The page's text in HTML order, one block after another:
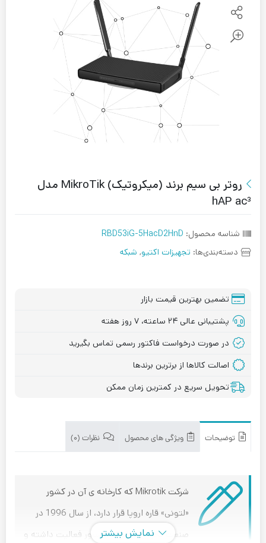
روتر بی سیم برند (میکروتیک) MikroTik مدل
hAP ac³
شناسه محصول: RBD53iG-5HacD2HnD
دسته‌بندی‌ها: تجهیزات اکتیو, شبکه
تضمین بهترین قیمت بازار
پشتیبانی عالی ۲۴ ساعته، ۷ روز هفته
در صورت درخواست فاکتور رسمی تماس بگیرید
اصالت کالاها از برترین برندها
تحویل سریع در کمترین زمان ممکن
توضیحات ویژگی های محصول نظرات (۰)
شرکت Mikrotik که کارخانه ی آن در کشور
«لتونی» قاره اروپا قرار دارد، از سال 1996 در
صنعت تجهیزات شبکه و سرور فعالیت داشته و
نمایش بیشتر